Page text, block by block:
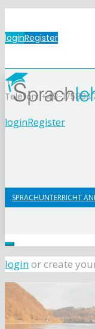
loginRegister
Telefon: +49-
loginRegister
SPRACHUNTERRICHT
loginor create